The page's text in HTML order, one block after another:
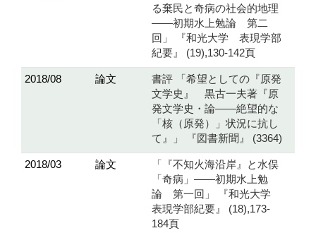
る棄民と奇病の社会的地理
――初期水上勉論 第二
回」 『和光大学 表現学部
紀要』 (19),130-142頁
2018/08 論文
書評 「希望としての『原発
文学史』 黒古一夫著『原
発文学史・論――絶望的な
「核（原発）」状況に抗し
て』」 『図書新聞』 (3364)
2018/03 論文
「『不知火海沿岸』と水俣
「奇病」――初期水上勉
論 第一回」 『和光大学
表現学部紀要』 (18),173-
184頁